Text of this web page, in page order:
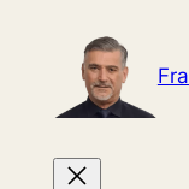
contenu